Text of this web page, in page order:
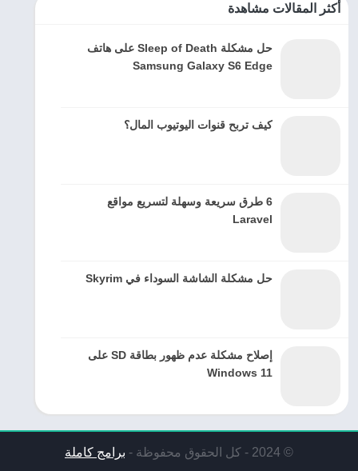
أكثر المقالات مشاهدة
حل مشكلة Sleep of Death على هاتف
Samsung Galaxy S6 Edge
كيف تربح قنوات اليوتيوب المال؟
6 طرق سريعة وسهلة لتسريع مواقع
Laravel
حل مشكلة الشاشة السوداء في Skyrim
إصلاح مشكلة عدم ظهور بطاقة SD على
Windows 11
© 2024 - كل الحقوق محفوظة - برامج كاملة